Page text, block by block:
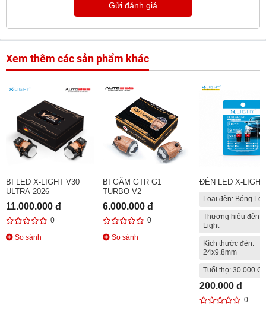
Gửi đánh giá
Xem thêm các sản phẩm khác
BI LED X-LIGHT V30
ULTRA 2026
11.000.000 đ
0
So sánh
BI GẦM GTR G1
TURBO V2
6.000.000 đ
0
So sánh
ĐÈN LED X-
Loại đèn: Bóng Led
Thương hiệu đèn:
Light
Kích thước đèn:
24x9.8mm
Tuổi thọ: 30.000
200.000 đ
0